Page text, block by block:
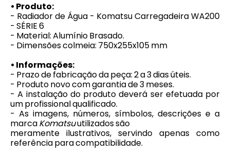
• Produto:
- Radiador de Água - Komatsu Carregadeira WA200
- SÉRIE 6
- Material: Alumínio Brasado.
- Dimensões colmeia: 750x255x105 mm
• Informações:
- Prazo de fabricação da peça: 2 a 3 dias úteis.
- Produto novo com garantia de 3 meses.
- A instalação do produto deverá ser efetuada por
um profissional qualificado.
- As imagens, números, símbolos, descrições e a
marcaKomatsuutilizados são
meramente ilustrativos, servindo apenas como
referência para compatibilidade.